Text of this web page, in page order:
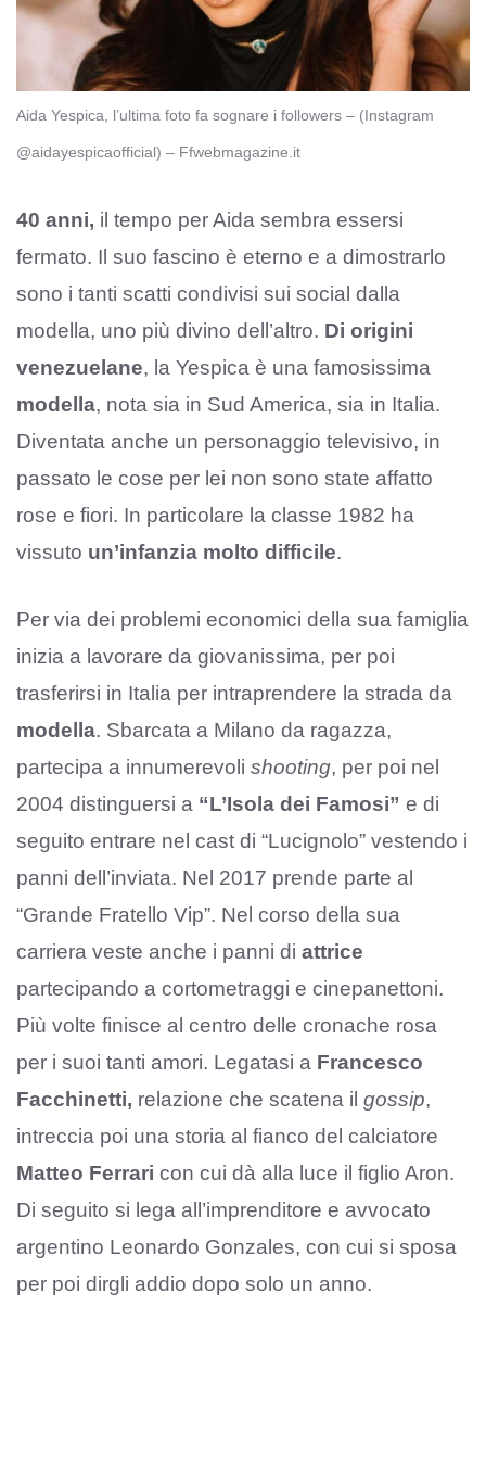
Aida Yespica, l’ultima foto fa sognare i followers – (Instagram
@aidayespicaofficial) – Ffwebmagazine.it
40 anni, il tempo per Aida sembra essersi
fermato. Il suo fascino è eterno e a dimostrarlo
sono i tanti scatti condivisi sui social dalla
modella, uno più divino dell’altro. Di origini
venezuelane, la Yespica è una famosissima
modella, nota sia in Sud America, sia in Italia.
Diventata anche un personaggio televisivo, in
passato le cose per lei non sono state affatto
rose e fiori. In particolare la classe 1982 ha
vissuto un’infanzia molto difficile.
Per via dei problemi economici della sua famiglia
inizia a lavorare da giovanissima, per poi
trasferirsi in Italia per intraprendere la strada da
modella. Sbarcata a Milano da ragazza,
partecipa a innumerevoli shooting, per poi nel
2004 distinguersi a “L’Isola dei Famosi” e di
seguito entrare nel cast di “Lucignolo” vestendo i
panni dell’inviata. Nel 2017 prende parte al
“Grande Fratello Vip”. Nel corso della sua
carriera veste anche i panni di attrice
partecipando a cortometraggi e cinepanettoni.
Più volte finisce al centro delle cronache rosa
per i suoi tanti amori. Legatasi a Francesco
Facchinetti, relazione che scatena il gossip,
intreccia poi una storia al fianco del calciatore
Matteo Ferrari con cui dà alla luce il figlio Aron.
Di seguito si lega all’imprenditore e avvocato
argentino Leonardo Gonzales, con cui si sposa
per poi dirgli addio dopo solo un anno.